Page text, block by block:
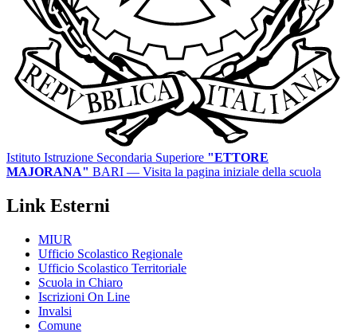
Istituto Istruzione Secondaria Superiore "ETTORE
MAJORANA" BARI — Visita la pagina iniziale della scuola
Link Esterni
MIUR
Ufficio Scolastico Regionale
Ufficio Scolastico Territoriale
Scuola in Chiaro
Iscrizioni On Line
Invalsi
Comune